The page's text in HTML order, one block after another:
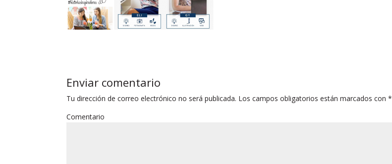
Enviar comentario
Tu dirección de correo electrónico no será publicada. Los campos obligatorios están marcados con*
Comentario